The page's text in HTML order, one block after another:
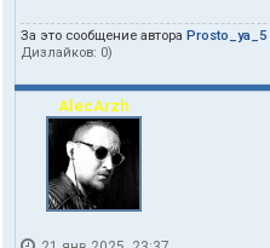
За это сообщение автора Prosto_ya_5
Дизлайков: 0)
AlecArzh